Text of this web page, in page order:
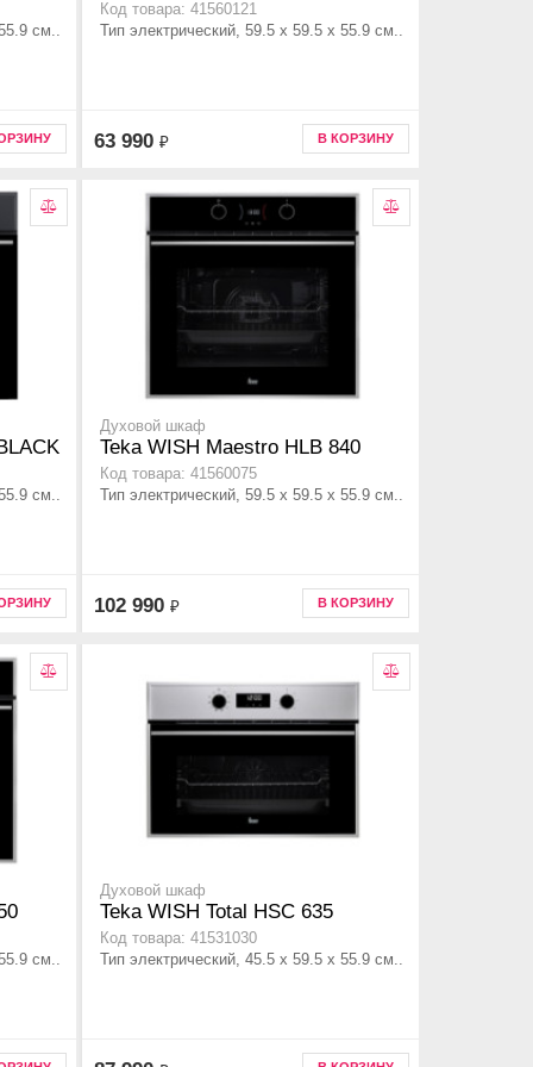
см..
Код товара: 41560121
Тип электрический, 59.5 х 59.5 x 55.9 см..
63 990 ₽ В КОРЗИНУ
см..
Духовой шкаф
Teka WISH Maestro HLB 840
Код товара: 41560075
Тип электрический, 59.5 х 59.5 x 55.9 см..
102 990 ₽ В КОРЗИНУ
см..
Духовой шкаф
Teka WISH Total HSC 635
Код товара: 41531030
Тип электрический, 45.5 х 59.5 x 55.9 см..